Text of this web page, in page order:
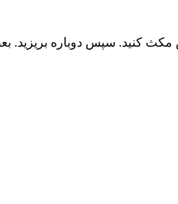
سپس دوباره بریزید.